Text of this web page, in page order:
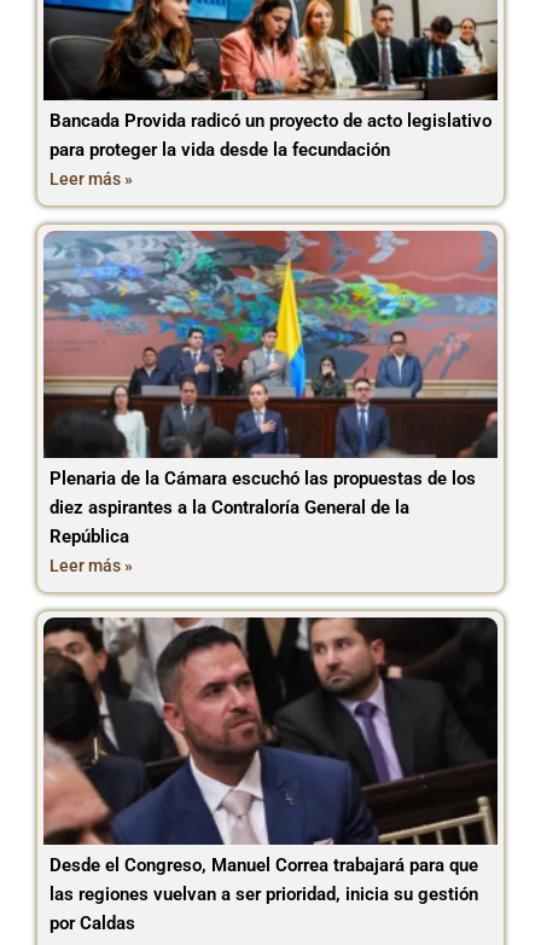
Bancada Provida radicó un proyecto de acto legislativo
para proteger la vida desde la fecundación
Leer más »
Plenaria de la Cámara escuchó las propuestas de los
diez aspirantes a la Contraloría General de la
República
Leer más »
Desde el Congreso, Manuel Correa trabajará para que
las regiones vuelvan a ser prioridad, inicia su gestión
por Caldas